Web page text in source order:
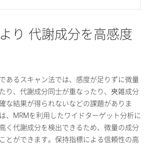
り 代謝成分を高感度
あるスキャン法では、感度が足りずに微量
り、代謝成分同士が重なったり、夾雑成分
な結果が得られないなどの課題がありま
、MRMを利用したワイドターゲット分析に
く代謝成分を検出できるため、微量の成分
とができます。保持指標による信頼性の高